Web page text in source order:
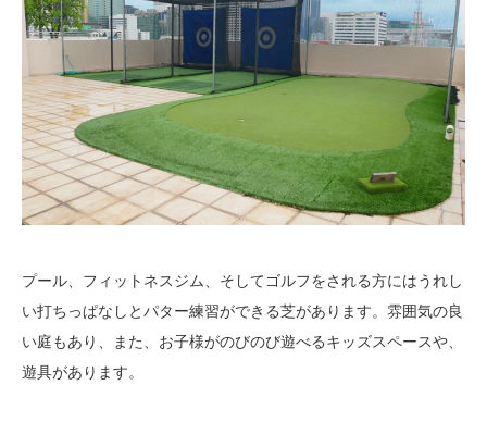
プール、フィットネスジム、そしてゴルフをされる方にはうれし
い打ちっぱなしとパター練習ができる芝があります。雰囲気の良
い庭もあり、また、お子様がのびのび遊べるキッズスペースや、
遊具があります。